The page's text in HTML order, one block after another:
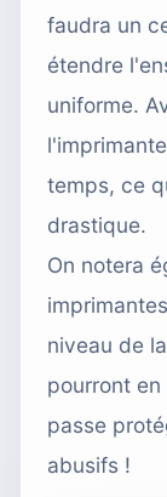
faudra un
étendre
uniforme.
temps, ce
drastique.
On notera
niveau de
pourront
passe
abusifs !